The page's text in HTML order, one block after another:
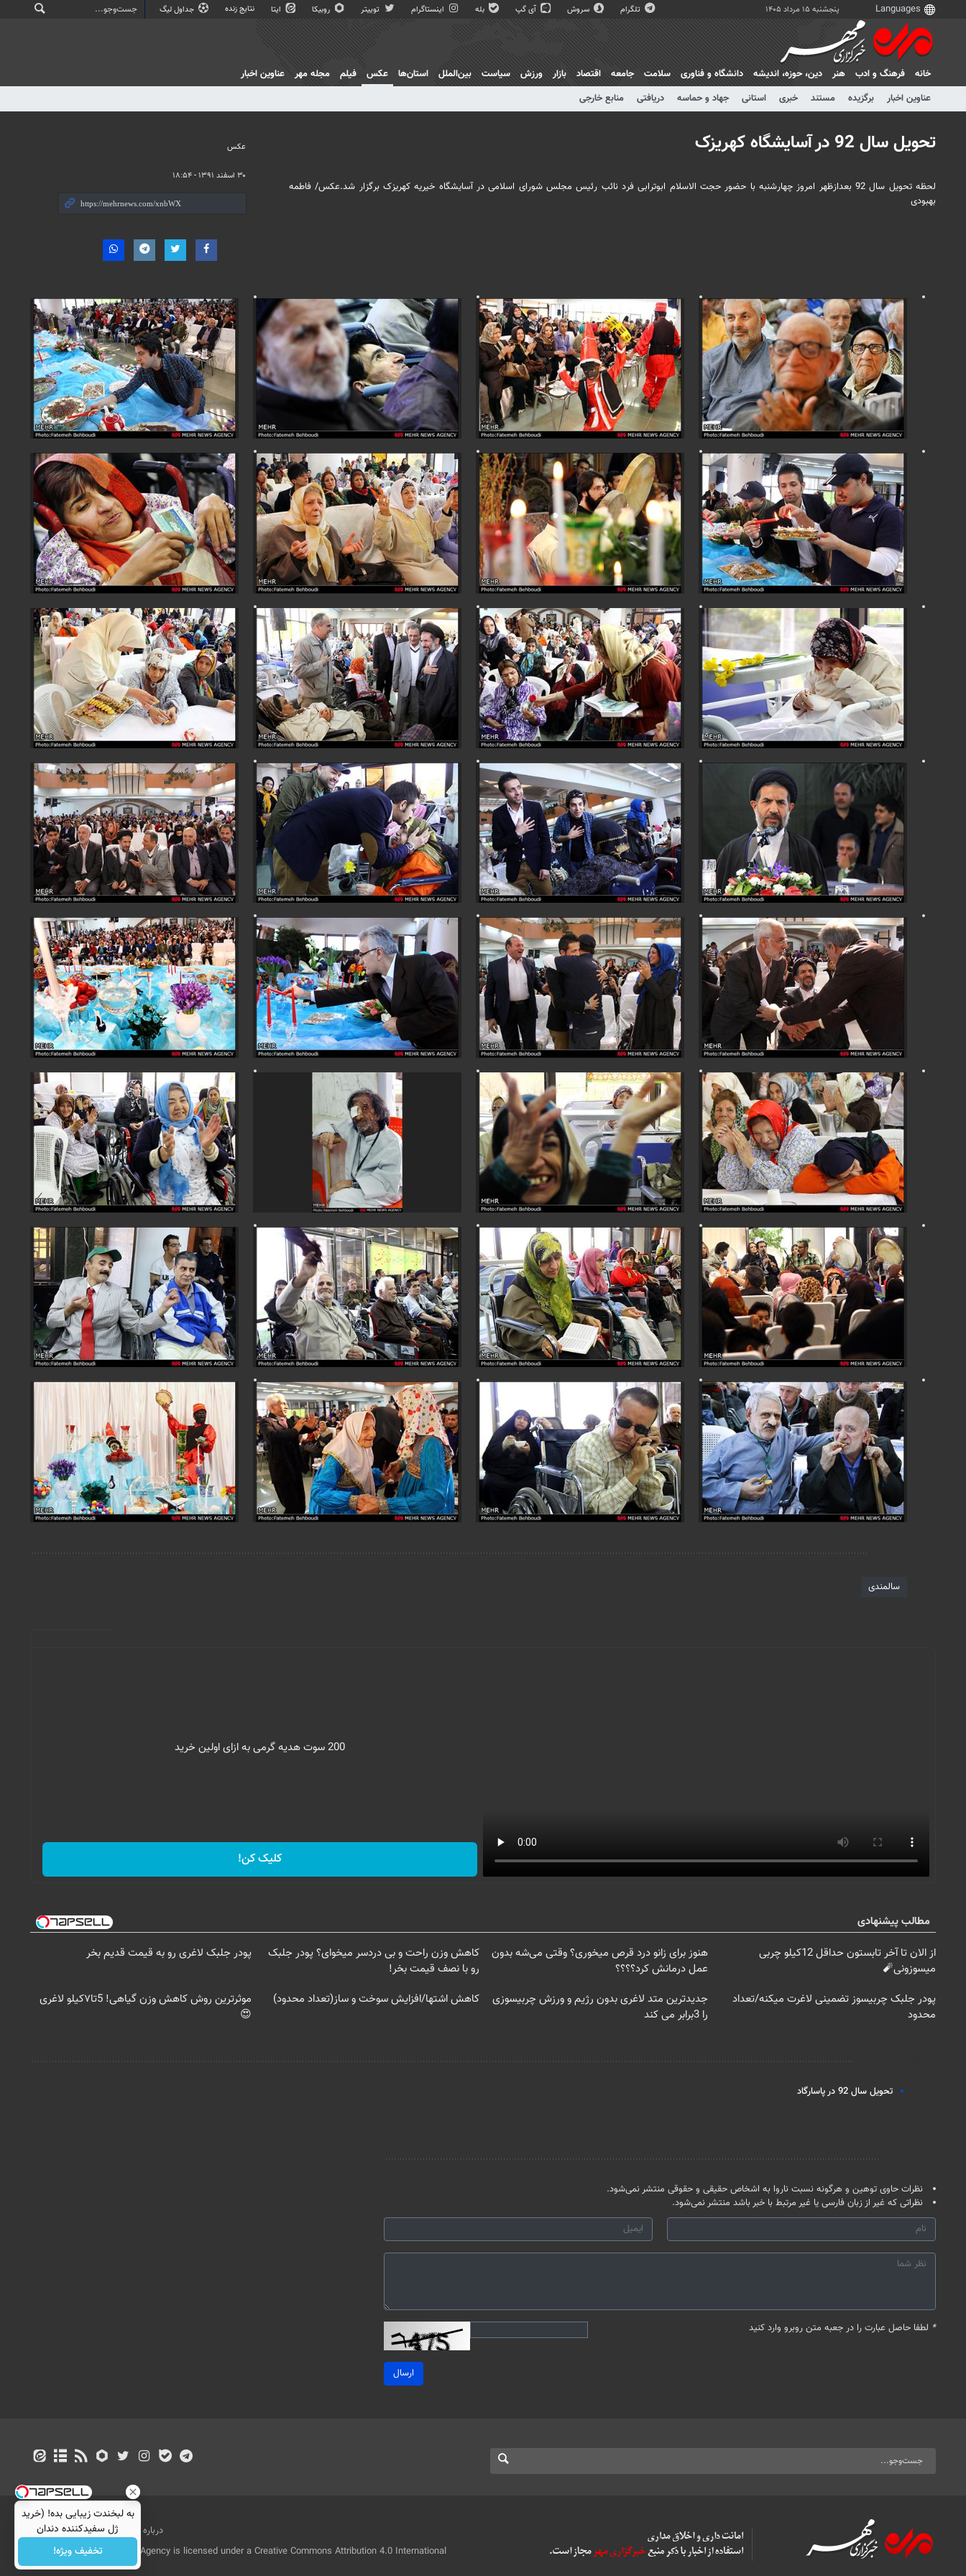
پنجشنبه ۱۵ مرداد ۱۴۰۵ تلگرام سروش آی گپ بله اینستاگرام توییتر روبیکا ایتا نتایج زنده جداول لیگ
خانه فرهنگ و ادب هنر دين، حوزه، انديشه دانشگاه و فناوری سلامت جامعه اقتصاد بازار ورزش سیاست بین‌الملل استان‌ها
عکس
عناوین اخبار
برگزیده مستند خبری استانی جهاد و حماسه دریافتی منابع خارجی
فیلم مجله مهر عناوین اخبار
عکس
۳۰ اسفند ۱۳۹۱ - ۱۸:۵۴
تحویل سال 92 در آسایشگاه کهریزک
لحظه تحویل سال 92 بعدازظهر امروز چهارشنبه با حضور حجت الاسلام ابوترابی فرد نائب رئیس مجلس شورای اسلامی در آسایشگاه خیریه کهریزک برگزار شد.عکس/ فاطمه
بهبودی
سالمندی
200 سوت هدیه گرمی به ازای اولین خرید
کلیک کن!
مطالب پیشنهادی
از الان تا آخر تابستون حداقل 12کیلو چربی
میسوزونی🧨
هنوز برای زانو درد قرص میخوری؟ وقتی می‌شه بدون
عمل درمانش کرد؟؟؟؟
کاهش وزن راحت و بی دردسر میخوای؟ پودر جلبک
رو با نصف قیمت بخر!
پودر جلبک لاغری رو به قیمت قدیم بخر
پودر جلبک چربیسوز تضمینی لاغرت میکنه/تعداد
محدود
جدیدترین متد لاغری بدون رژیم و ورزش چربیسوزی
را 3برابر می کند
کاهش اشتها/افزایش سوخت و ساز(تعداد محدود)
موثرترین روش کاهش وزن گیاهی! 5تا۷کیلو لاغری
😍
تحویل سال 92 در پاسارگاد
نظرات حاوی توهین و هرگونه نسبت ناروا به اشخاص حقیقی و حقوقی منتشر نمی‌شود.
نظراتی که غیر از زبان فارسی یا غیر مرتبط با خبر باشد منتشر نمی‌شود.
* لطفا حاصل عبارت را در جعبه متن روبرو وارد کنید
ارسال
درباره ما تماس با ما
بازرگانی
All Content by Mehr News Agency is licensed under a Creative Commons Attribution 4.0 International
License.
به لبخندت زیبایی بده! (خرید
ژل سفیدکننده دندان
با40%تخفیف)تخفیف ویژه!